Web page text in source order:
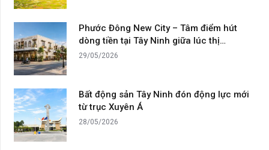
Phước Đông New City – Tâm điểm hút
dòng tiền tại Tây Ninh giữa lúc thị…
29/05/2026
Bất động sản Tây Ninh đón động lực mới
từ trục Xuyên Á
28/05/2026